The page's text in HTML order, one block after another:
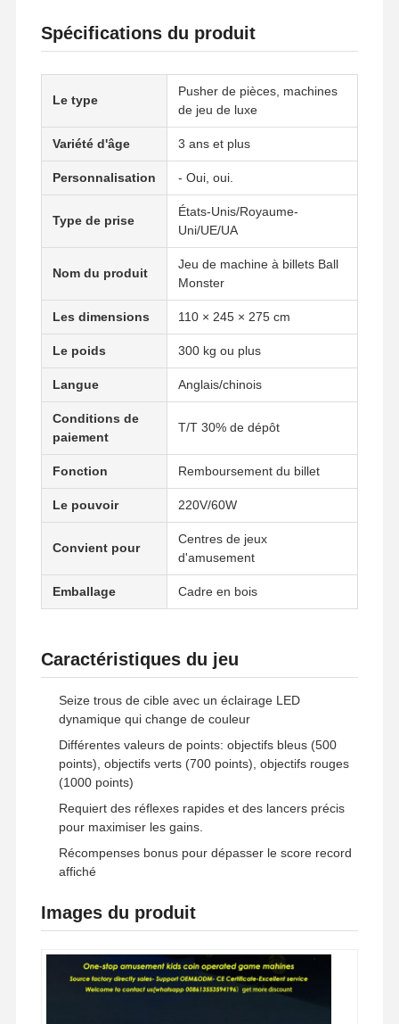
Aperçu
Visite D'usine Contrôle De
Contact
Soumission
machine à jeux pour enfants
appareil de tir
Spécifications du produit
Le type
Pusher de pièces, machines
de jeu de luxe
Variété d'âge 3 ans et plus
Personnalisation - Oui, oui.
Type de prise
États-Unis/Royaume-
Uni/UE/UA
Nom du produit
Jeu de machine à billets Ball
Monster
Les dimensions 110 × 245 × 275 cm
Le poids 300 kg ou plus
Langue Anglais/chinois
Conditions de
paiement
T/T 30% de dépôt
Fonction Remboursement du billet
Le pouvoir 220V/60W
Convient pour
Centres de jeux
d'amusement
Emballage Cadre en bois
Caractéristiques du jeu
Seize trous de cible avec un éclairage LED
dynamique qui change de couleur
Différentes valeurs de points: objectifs bleus (500
points), objectifs verts (700 points), objectifs rouges
(1000 points)
Requiert des réflexes rapides et des lancers précis
pour maximiser les gains.
Récompenses bonus pour dépasser le score record
affiché
Images du produit